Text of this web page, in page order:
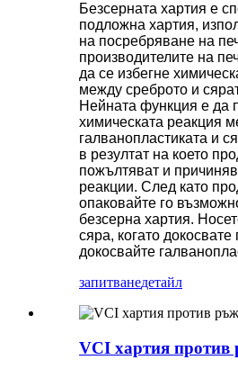
Безсерната хартия е
подложна хартия,
на посребряване на
производителите на
да се избегне
между среброто и
Нейната функция е да
химическата реакция
галванопластиката и
в резултат на което
пожълтяват и
реакции. След като
опаковайте го
безсерна хартия.
сяра, когато докосвате
докосвайте
запитванедетайл
VCI хартия против